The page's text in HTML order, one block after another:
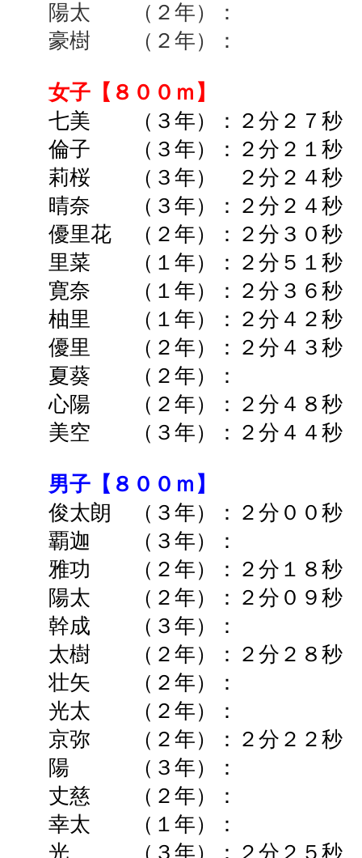
陽太 （２年）： ➡
豪樹 （２年）： ➡
女子【８００ｍ】
七美 （３年）：２分２７
倫子 （３年）：２分２１
莉桜 （３年） ２分２４秒
晴奈 （３年）：２分２４
優里花 （２年）：２分３０
里菜 （１年）：２分５１
寛奈 （１年）：２分３６
柚里 （１年）：２分４２
優里 （２年）：２分４３
夏葵 （２年）： ➡
心陽 （２年）：２分４８
美空 （３年）：２分４４
男子【８００ｍ】
俊太朗 （３年）：２分００
覇迦 （３年）： ➡
雅功 （２年）：２分１８
陽太 （２年）：２分０９
幹成 （３年）： ➡
太樹 （２年）：２分２８
壮矢 （２年）： ➡
光太 （２年）： ➡
京弥 （２年）：２分２２
陽 （３年）： ➡
丈慈 （２年）： ➡
幸太 （１年）： ➡
光 （３年）：２分２５秒